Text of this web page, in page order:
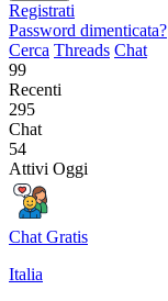
Registrati
Password dimenticata?
Cerca Threads Chat
99
Recenti
295
Chat
54
Attivi Oggi
Chat Gratis
Italia